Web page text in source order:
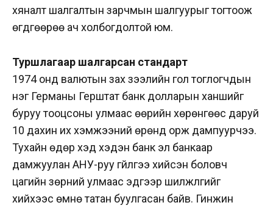
хяналт шалгалтын зарчмын шалгуурыг тогтоож
өгдгөөрөө ач холбогдолтой юм.
Туршлагаар шалгарсан стандарт
1974 онд валютын зах зээлийн гол тоглогчдын
нэг Германы Герштат банк долларын ханшийг
буруу тооцсоны улмаас өөрийн хөрөнгөөс даруй
10 дахин их хэмжээний өрөнд орж дампуурчээ.
Тухайн өдөр хэд хэдэн банк эл банкаар
дамжуулан АНУ-руу гүйлгээ хийсэн боловч
цагийн зөрүүний улмаас эдгээр шилжүүлгийг
хийхээс өмнө татан буулгасан байв. Гинжин